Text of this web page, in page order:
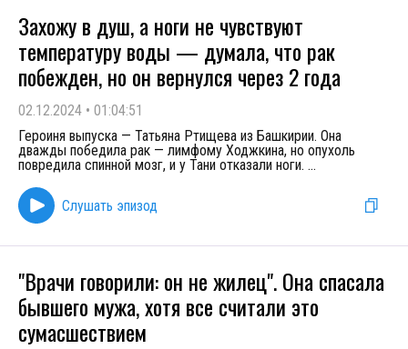
Захожу в душ, а ноги не чувствуют
температуру воды — думала, что рак
побежден, но он вернулся через 2 года
02.12.2024 • 01:04:51
Героиня выпуска — Татьяна Ртищева из Башкирии. Она
дважды победила рак — лимфому Ходжкина, но опухоль
повредила спинной мозг, и у Тани отказали ноги. ...
Слушать эпизод
"Врачи говорили: он не жилец". Она спасала
бывшего мужа, хотя все считали это
сумасшествием